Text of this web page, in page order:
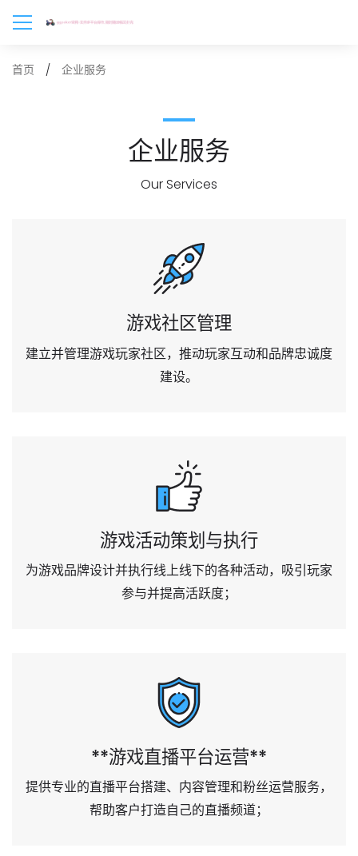
首页 企业服务
企业服务
Our Services
游戏社区管理
建立并管理游戏玩家社区，推动玩家互动和品牌忠诚度
建设。
游戏活动策划与执行
为游戏品牌设计并执行线上线下的各种活动，吸引玩家
参与并提高活跃度；
**游戏直播平台运营**
提供专业的直播平台搭建、内容管理和粉丝运营服务，
帮助客户打造自己的直播频道；